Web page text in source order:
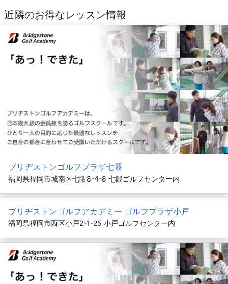
近隣のお得なレッスン情報
ブリヂストンゴルフプラザ七隈
福岡県福岡市城南区七隈8-4-8 七隈ゴルフセンター内
ブリヂストンゴルフアカデミー ゴルフプラザ小戸
福岡県福岡市西区小戸2-1-25 小戸ゴルフセンター内